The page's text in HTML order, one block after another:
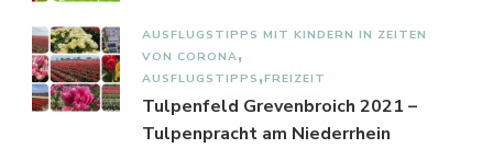
AUSFLUGSTIPPS MIT KINDERN IN ZEITEN
VON CORONA
AUSFLUGSTIPPS FREIZEIT
Tulpenfeld Grevenbroich 2021 –
Tulpenpracht am Niederrhein